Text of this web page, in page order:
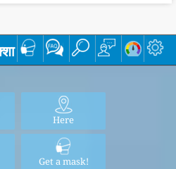
Here
Get a mask!